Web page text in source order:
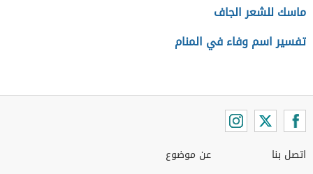
ماسك للشعر الجاف
تفسير اسم وفاء في المنام
اتصل بنا عن موضوع